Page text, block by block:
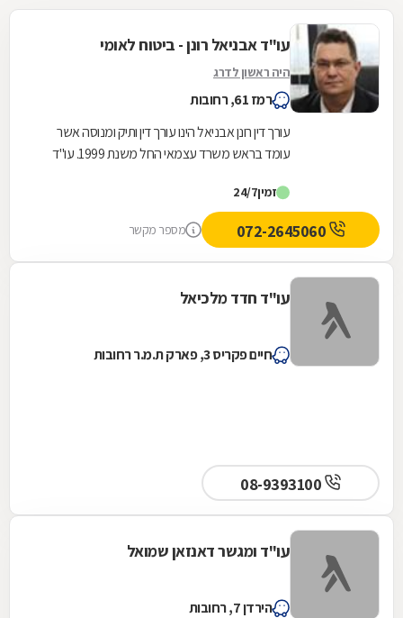
עו"ד אבניאל רונן - ביטוח לאומי
היה ראשון לדרג
רמז 61, רחובות
עורך דין רונן אבניאל הינו עורך דין ותיק ומנוסה אשר
עומד בראש משרד עצמאי החל משנת 1999. עו"ד
זמין24/7
מספר מקשר
עו"ד חדד מלכיאל
חיים פקריס 3, פארק ת.מ.ר רחובות
עו"ד ומגשר דאנזאן שמואל
הירדן 7, רחובות